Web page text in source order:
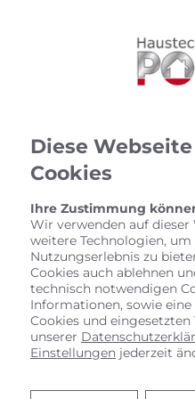
Diese
Cookies
Ihre Zustimmung
Wir verwenden auf dieser
weitere Technologien,
Nutzungserlebnis zu
Cookies auch ablehnen
technisch notwendigen
Informationen, sowie
Cookies und
unserer
Einstellungen jederzeit